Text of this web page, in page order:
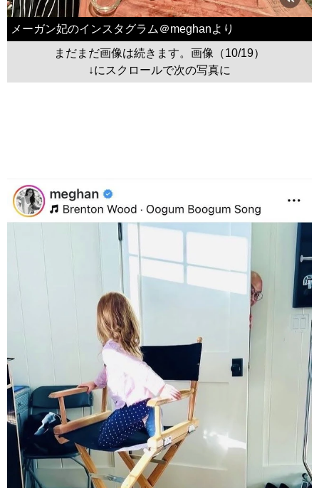
メーガン妃のインスタグラム＠meghanより
まだまだ画像は続きます。画像（10/19）
↓にスクロールで次の写真に